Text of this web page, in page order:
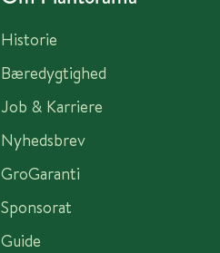
Historie
Bæredygtighed
Job & Karriere
Nyhedsbrev
GroGaranti
Sponsorat
Guide